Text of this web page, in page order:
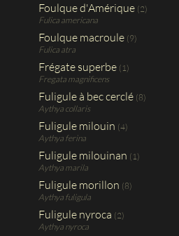
Foulque d'Amérique (2)
Fulica americana
Foulque macroule (9)
Fulica atra
Frégate superbe (1)
Fregata magnificens
Fuligule à bec cerclé (8)
Aythya collaris
Fuligule milouin (4)
Aythya ferina
Fuligule milouinan (1)
Aythya marila
Fuligule morillon (8)
Aythya fuligula
Fuligule nyroca (2)
Aythya nyroca